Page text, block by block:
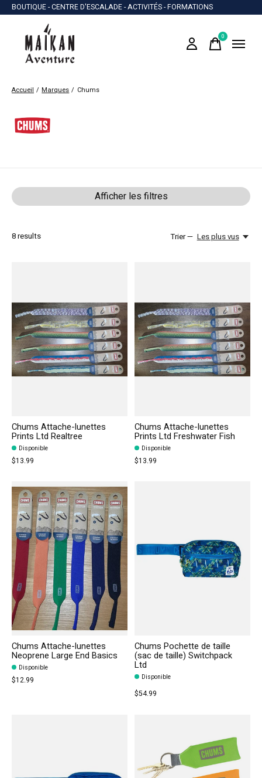
BOUTIQUE - CENTRE D'ESCALADE - ACTIVITÉS - FORMATIONS
0items
Accueil / Marques / Chums
Chums
Afficher les filtres
8results Trier — Les plus vus
Chums Attache-lunettes
Prints Ltd Realtree
Disponible
$13.99
Chums Attache-lunettes
Prints Ltd Freshwater Fish
Disponible
$13.99
Chums Attache-lunettes
Neoprene Large End Basics
Disponible
$12.99
Chums Pochette de taille
(sac de taille) Switchpack
Ltd
Disponible
$54.99